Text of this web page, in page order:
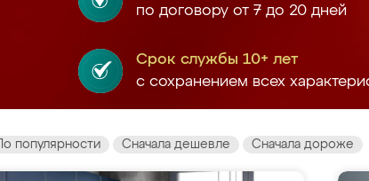
по договору от 7 до 20 дней
Срок службы 10+ лет
с сохранением всех
По популярности Сначала дешевле Сначала дороже